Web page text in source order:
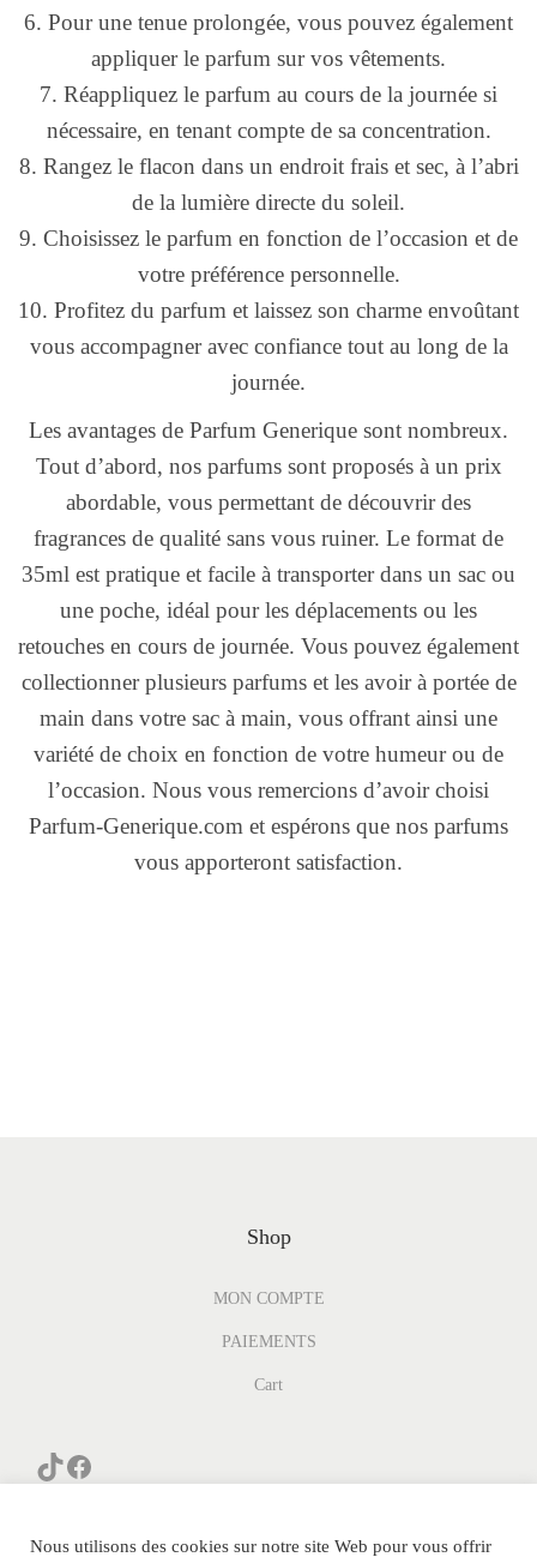
6. Pour une tenue prolongée, vous pouvez également
appliquer le parfum sur vos vêtements.
7. Réappliquez le parfum au cours de la journée si
nécessaire, en tenant compte de sa concentration.
8. Rangez le flacon dans un endroit frais et sec, à l’abri
de la lumière directe du soleil.
9. Choisissez le parfum en fonction de l’occasion et de
votre préférence personnelle.
10. Profitez du parfum et laissez son charme envoûtant
vous accompagner avec confiance tout au long de la
journée.
Les avantages de Parfum Generique sont nombreux.
Tout d’abord, nos parfums sont proposés à un prix
abordable, vous permettant de découvrir des
fragrances de qualité sans vous ruiner. Le format de
35ml est pratique et facile à transporter dans un sac ou
une poche, idéal pour les déplacements ou les
retouches en cours de journée. Vous pouvez également
collectionner plusieurs parfums et les avoir à portée de
main dans votre sac à main, vous offrant ainsi une
variété de choix en fonction de votre humeur ou de
l’occasion. Nous vous remercions d’avoir choisi
Parfum-Generique.com et espérons que nos parfums
vous apporteront satisfaction.
Shop
MON COMPTE
PAIEMENTS
Cart
Nous utilisons des cookies sur notre site Web pour vous offrir